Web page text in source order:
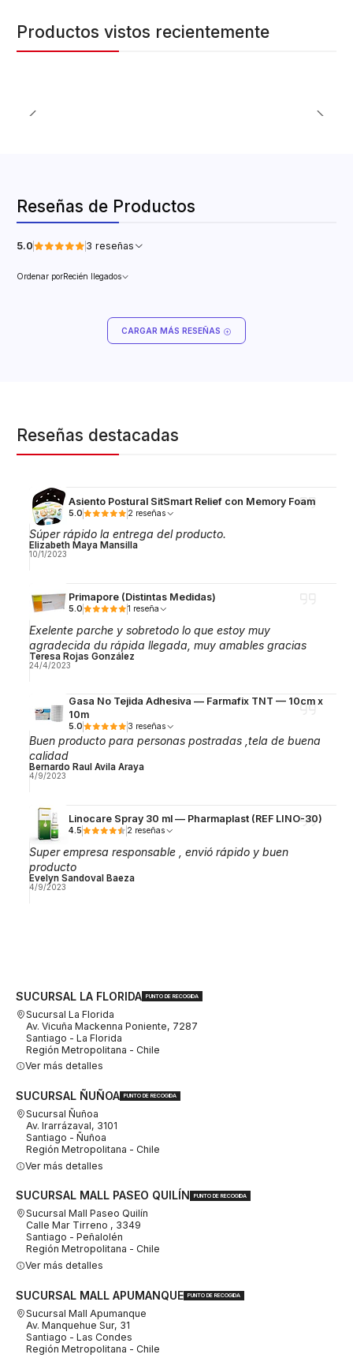
Productos vistos recientemente
Reseñas de Productos
5.0 3 reseñas
Ordenar porRecién llegados
CARGAR MÁS RESEÑAS
Reseñas destacadas
Asiento Postural SitSmart Relief con Memory Foam
5.0 2 reseñas
Súper rápido la entrega del producto.
Elizabeth Maya Mansilla
10/1/2023
Primapore (Distintas Medidas)
5.0 1 reseña
Exelente parche y sobretodo lo que estoy muy
agradecida du rápida llegada, muy amables gracias
Teresa Rojas González
24/4/2023
Gasa No Tejida Adhesiva — Farmafix TNT — 10cm x
10m
5.0 3 reseñas
Buen producto para personas postradas ,tela de buena
calidad
Bernardo Raul Avila Araya
4/9/2023
Linocare Spray 30 ml — Pharmaplast (REF LINO-30)
4.5 2 reseñas
Super empresa responsable , envió rápido y buen
producto
Evelyn Sandoval Baeza
4/9/2023
SUCURSAL LA FLORIDA PUNTO DE RECOGIDA
Sucursal La Florida
Av. Vicuña Mackenna Poniente, 7287
Santiago - La Florida
Región Metropolitana - Chile
Ver más detalles
SUCURSAL ÑUÑOA PUNTO DE RECOGIDA
Sucursal Ñuñoa
Av. Irarrázaval, 3101
Santiago - Ñuñoa
Región Metropolitana - Chile
Ver más detalles
SUCURSAL MALL PASEO QUILÍN PUNTO DE RECOGIDA
Sucursal Mall Paseo Quilín
Calle Mar Tirreno , 3349
Santiago - Peñalolén
Región Metropolitana - Chile
Ver más detalles
SUCURSAL MALL APUMANQUE PUNTO DE RECOGIDA
Sucursal Mall Apumanque
Av. Manquehue Sur, 31
Santiago - Las Condes
Región Metropolitana - Chile